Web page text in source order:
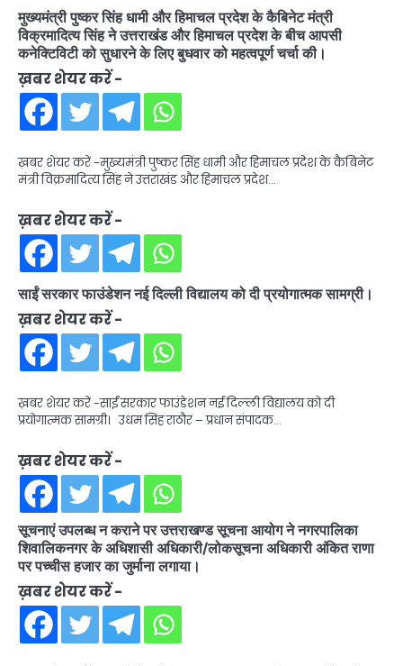
मुख्यमंत्री पुष्कर सिंह धामी और हिमाचल प्रदेश के कैबिनेट मंत्री
विक्रमादित्य सिंह ने उत्तराखंड और हिमाचल प्रदेश के बीच आपसी
कनेक्टिविटी को सुधारने के लिए बुधवार को महत्वपूर्ण चर्चा की।
ख़बर शेयर करें -
ख़बर शेयर करें -मुख्यमंत्री पुष्कर सिंह धामी और हिमाचल प्रदेश के कैबिनेट
मंत्री विक्रमादित्य सिंह ने उत्तराखंड और हिमाचल प्रदेश…
ख़बर शेयर करें -
साईं सरकार फाउंडेशन नई दिल्ली विद्यालय को दी प्रयोगात्मक सामग्री।
ख़बर शेयर करें -
ख़बर शेयर करें -साईं सरकार फाउंडेशन नई दिल्ली विद्यालय को दी
प्रयोगात्मक सामग्री। उधम सिंह राठौर – प्रधान संपादक…
ख़बर शेयर करें -
सूचनाएं उपलब्ध न कराने पर उत्तराखण्ड सूचना आयोग ने नगरपालिका
शिवालिकनगर के अधिशासी अधिकारी/लोकसूचना अधिकारी अंकित राणा
पर पच्चीस हजार का जुर्माना लगाया।
ख़बर शेयर करें -